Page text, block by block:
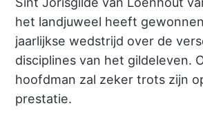
het landjuweel heeft
jaarlijkse wedstrijd over de
disciplines van het gildeleven.
hoofdman zal zeker trots zijn
prestatie.